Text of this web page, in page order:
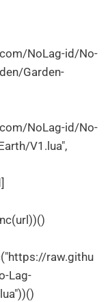
NoLag-id/No-
Garden-
NoLag-id/No-
V1.lua",
raw.githu
Lag-